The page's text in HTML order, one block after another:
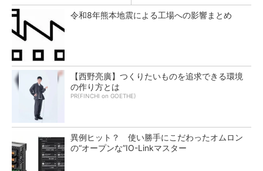
令和8年熊本地震による工場への影響まとめ
【西野亮廣】つくりたいものを追求できる環境
の作り方とは
PR(FINCHI on GOETHE)
異例ヒット？ 使い勝手にこだわったオムロン
の“オープンな”IO-Linkマスター